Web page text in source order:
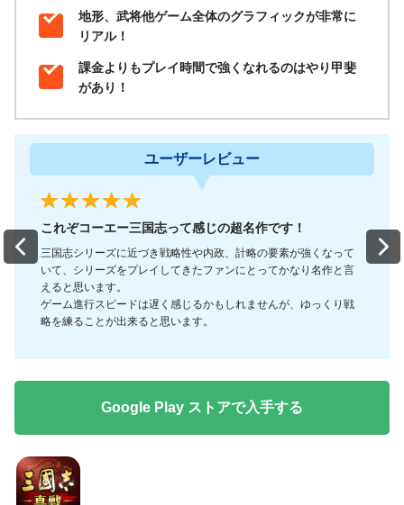
統治できる領地もある程度制限があるのでどこを占領して、国力
を高めていくかしっかりと計画しなければならない
本作の戦闘自体は部隊に編成した武将が自動で戦うフルオート形
式ですが、地形の中には占領できない地形が存在します。
コツコツ育成した兵たちで兵種による有利・不利を見極めながら
戦略を立てて戦うことが何よりも重要視されているのはSLG好き
さすがコーエーテクモ監修！と実感する要素満載の超本格的な三
国志シミュレーション『三國志 真戦』はSLGファンはもちろん三
地形、武将他ゲーム全体のグラフィックが非常に
リアル！
課金よりもプレイ時間で強くなれるのはやり甲斐
があり！
ユーザーレビュー
これぞコーエー三国志って感じの超名作です！
三国志シリーズに近づき戦略性や内政、計略の要素が強くなって
いて、シリーズをプレイしてきたファンにとってかなり名作と言
えると思います。
ゲーム進行スピードは遅く感じるかもしれませんが、ゆっくり戦
略を練ることが出来ると思います。
Previous Next
Google Play ストアで入手する